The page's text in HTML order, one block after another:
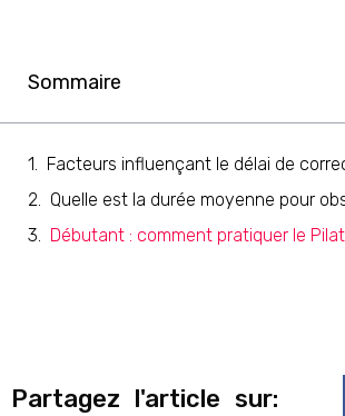
Sommaire
Facteurs influençant le délai de
Quelle est la durée moyenne pour
Débutant : comment pratiquer le
Partagez l'article sur: